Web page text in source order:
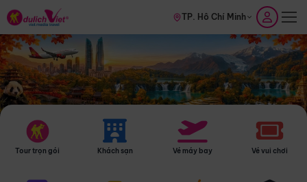
TP. Hồ Chí Minh
Tour trọn gói Khách sạn Vé máy bay Vé vui chơi